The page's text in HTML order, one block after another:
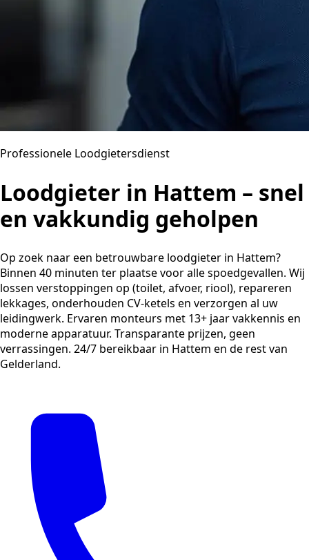
Professionele Loodgietersdienst
Loodgieter in Hattem – snel
en vakkundig geholpen
Op zoek naar een betrouwbare loodgieter in Hattem?
Binnen 40 minuten ter plaatse voor alle spoedgevallen. Wij
lossen verstoppingen op (toilet, afvoer, riool), repareren
lekkages, onderhouden CV-ketels en verzorgen al uw
leidingwerk. Ervaren monteurs met 13+ jaar vakkennis en
moderne apparatuur. Transparante prijzen, geen
verrassingen. 24/7 bereikbaar in Hattem en de rest van
Gelderland.